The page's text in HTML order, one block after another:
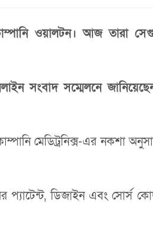
ওয়ালটন। আজ তারা
সংবাদ সম্মেলনে
মেডিট্রনিক্স-এর নকশা
প্যাটেন্ট, ডিজাইন এবং সোর্স